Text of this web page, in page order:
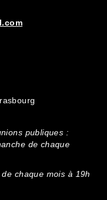
publiques :
de chaque
chaque mois à 19h